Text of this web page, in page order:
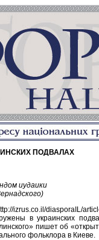
ПОДВАЛАХ
иудаики
izrus.co.il/diasporaIL/
в украинских
пишет об
фольклора в Киеве.